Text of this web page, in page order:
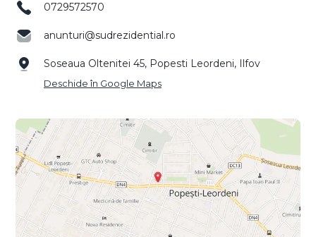
0729572570
anunturi@sudrezidential.ro
Soseaua Oltenitei 45, Popesti Leordeni, Ilfov
Deschide în Google Maps